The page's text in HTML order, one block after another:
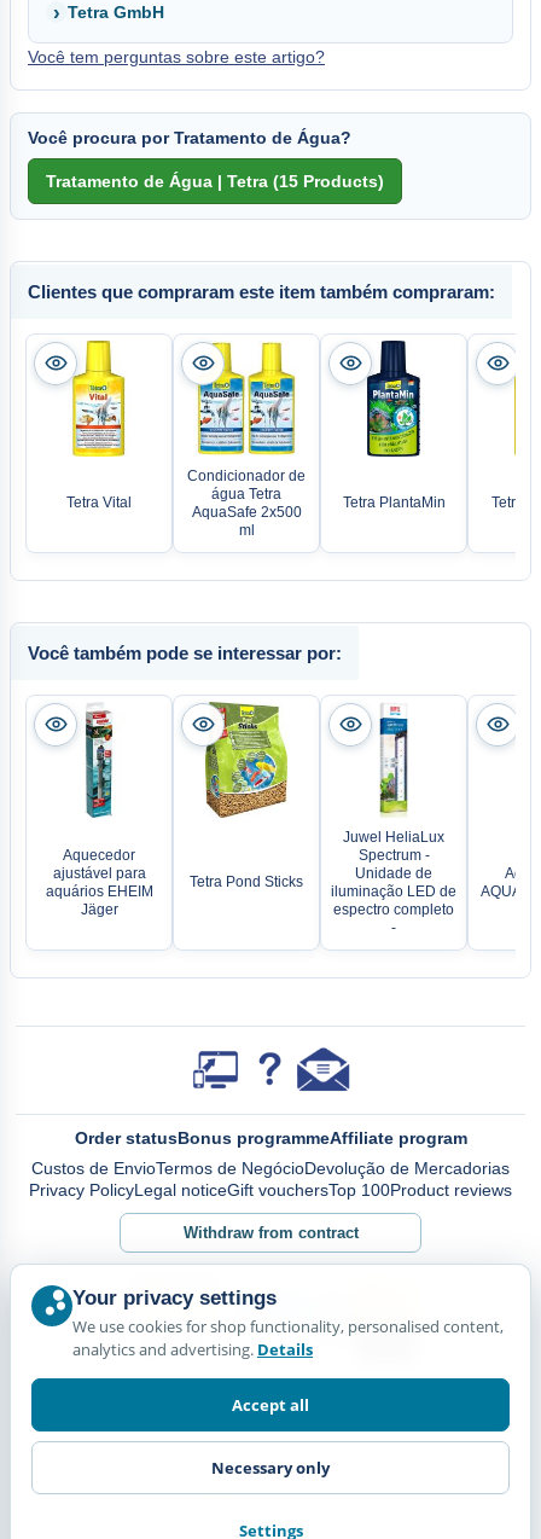
Tetra GmbH
Você tem perguntas sobre este artigo?
Você procura por Tratamento de Água?
Clientes que compraram este item também compraram:
Tetra Vital
Condicionador de
água Tetra
AquaSafe 2x500
ml
Tetra PlantaMin Tetra
Você também pode se interessar por:
Aquecedor
ajustável para
aquários EHEIM
Jäger
Tetra Pond Sticks
Juwel HeliaLux
Spectrum -
Unidade de
iluminação LED de
espectro completo
-
Order statusBonus programmeAffiliate program
Custos de EnvioTermos de NegócioDevolução de Mercadorias
Privacy PolicyLegal noticeGift vouchersTop 100Product reviews
Withdraw from contract
Your privacy settings
We use cookies for shop functionality, personalised content,
analytics and advertising. Details
Accept all
Necessary only
Settings